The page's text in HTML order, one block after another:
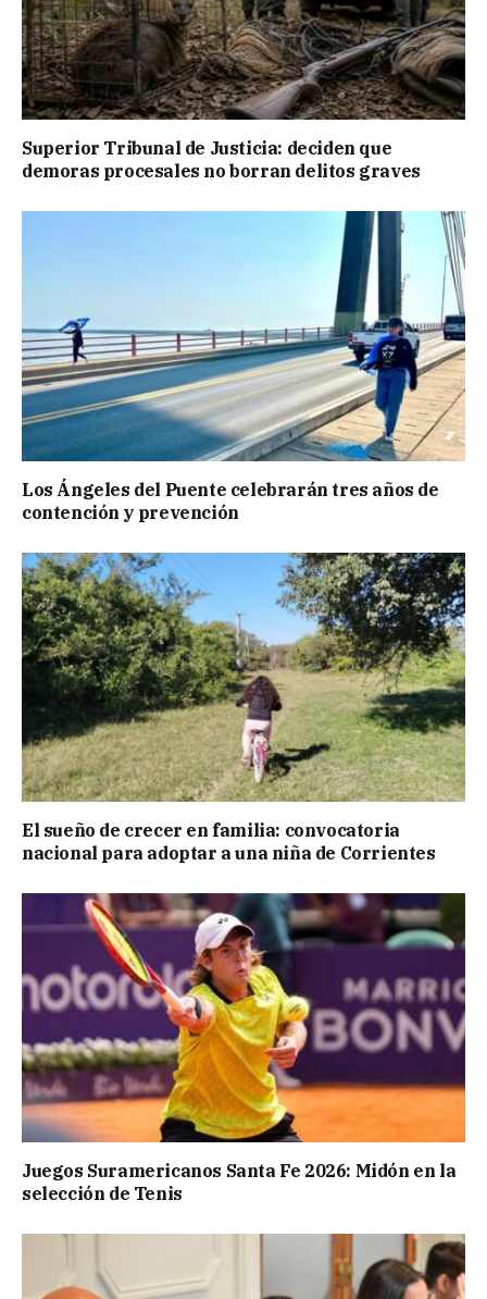
Superior Tribunal de Justicia: deciden que
demoras procesales no borran delitos graves
Los Ángeles del Puente celebrarán tres años de
contención y prevención
El sueño de crecer en familia: convocatoria
nacional para adoptar a una niña de Corrientes
Juegos Suramericanos Santa Fe 2026: Midón en la
selección de Tenis